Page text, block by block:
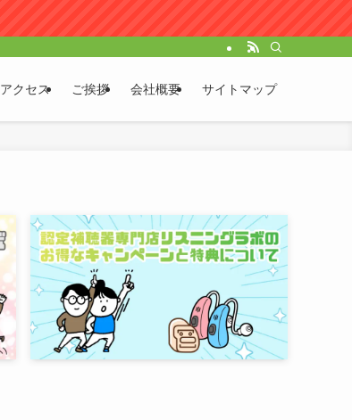
アクセス ご挨拶 会社概要 サイトマップ